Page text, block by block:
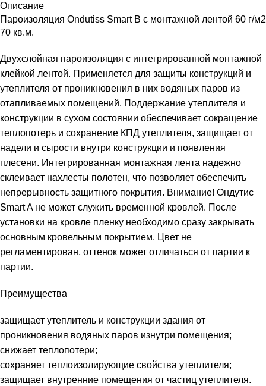
Описание
Пароизоляция Ondutiss Smart B с монтажной лентой 60 г/м2
70 кв.м.
Двухслойная пароизоляция с интегрированной монтажной
клейкой лентой. Применяется для защиты конструкций и
утеплителя от проникновения в них водяных паров из
отапливаемых помещений. Поддержание утеплителя и
конструкции в сухом состоянии обеспечивает сокращение
теплопотерь и сохранение КПД утеплителя, защищает от
надели и сырости внутри конструкции и появления
плесени. Интегрированная монтажная лента надежно
склеивает нахлесты полотен, что позволяет обеспечить
непрерывность защитного покрытия. Внимание! Ондутис
Smart A не может служить временной кровлей. После
установки на кровле пленку необходимо сразу закрывать
основным кровельным покрытием. Цвет не
регламентирован, оттенок может отличаться от партии к
партии.
Преимущества
защищает утеплитель и конструкции здания от
проникновения водяных паров изнутри помещения;
снижает теплопотери;
сохраняет теплоизолирующие свойства утеплителя;
защищает внутренние помещения от частиц утеплителя.